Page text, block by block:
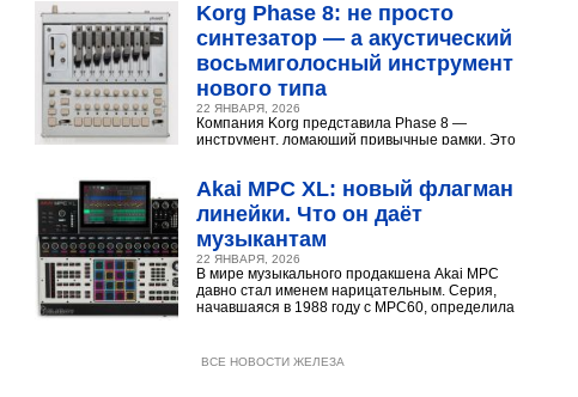
Korg Phase 8: не просто
синтезатор — а акустический
восьмиголосный инструмент
нового типа
22 ЯНВАРЯ, 2026
Компания Korg представила Phase 8 —
инструмент, ломающий привычные рамки. Это
Akai MPC XL: новый флагман
линейки. Что он даёт
музыкантам
22 ЯНВАРЯ, 2026
В мире музыкального продакшена Akai MPC
давно стал именем нарицательным. Серия,
начавшаяся в 1988 году с MPC60, определила
ВСЕ НОВОСТИ ЖЕЛЕЗА